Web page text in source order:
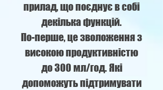
прилад, що поєднує в собі
декілька функцій.
По-перше, це зволоження з
високою продуктивністю
до 300 мл/год. Які
допоможуть підтримувати